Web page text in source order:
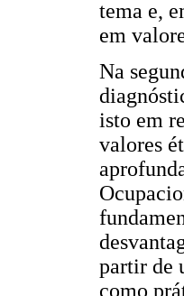
tema e,
em
Na
isto em
valores
partir de
como